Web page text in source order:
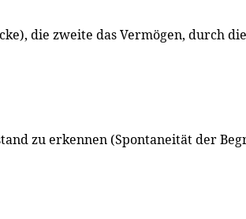
die zweite das Vermögen, durch
zu erkennen (Spontaneität der